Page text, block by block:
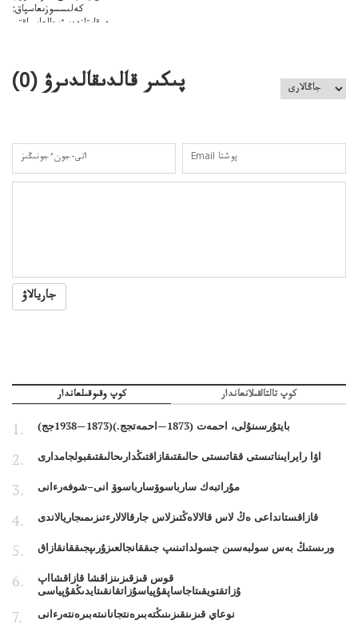
كەلىسسوزىعاسپاق:
دوقايتازدەسۋىجالعاسپاقتى
پىكىر قالدىقالدىرۋ (0
)
جاريالاۋ
كوپ وقىوقىلعاندار كوپ تالتالقىلانعاندار
بايتۇرسىنۇلى، احمەت (1873—احمەتجج.)(1873—1938جج)
اۋا رايرايىناتىستى ققاتىستى حالىقتىقازاقتىڭدارىحالىقتىقبولجامدارى
مۇراتبەك سارباسوۆسارباسوۆ انى–شوفەرءانى
قازاقستانداعى ەڭ لاس قالالاەڭتىزلاس جارقالالارءتىزىمىجاريالاندى
ورىستىڭ بەس سولبەسىن جسولداتىنىپ جىققانجالعىزۇرىپجىققانقازاق
قوس قىزقىزىنزاقشا قازاقشااپ
ۇزاتقتويقىتاجاساپقۇپياسۇزاتقانقىتايدىڭقۇپياسى
نوعاي قىزىنقىزىنىڭتەبىرەنتجانانىتەبىرەنتەرءانى